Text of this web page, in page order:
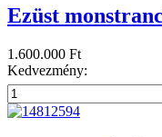
Ezüst
1.600.000 Ft
Kedvezmény: